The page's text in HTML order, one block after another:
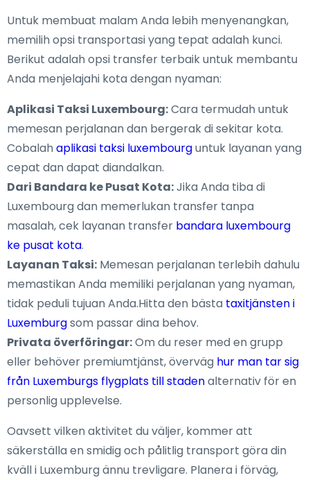
Untuk membuat malam Anda lebih menyenangkan,
memilih opsi transportasi yang tepat adalah kunci.
Berikut adalah opsi transfer terbaik untuk membantu
Anda menjelajahi kota dengan nyaman:
Aplikasi Taksi Luxembourg:Cara termudah untuk
memesan perjalanan dan bergerak di sekitar kota.
Cobalahaplikasi taksi luxembourguntuk layanan yang
cepat dan dapat diandalkan.
Dari Bandara ke Pusat Kota:Jika Anda tiba di
Luxembourg dan memerlukan transfer tanpa
masalah, cek layanan transfer bandara luxembourg
ke pusat kota.
Layanan Taksi: Memesan perjalanan terlebih dahulu
memastikan Anda memiliki perjalanan yang nyaman,
tidak peduli tujuan Anda.Hitta den bästa taxitjänsten i
Luxemburgsom passar dina behov.
Privata överföringar:Om du reser med en grupp
eller behöver premiumtjänst, överväg hur man tar sig
från Luxemburgs flygplats till stadenalternativ för en
personlig upplevelse.
Oavsett vilken aktivitet du väljer, kommer att
säkerställa en smidig och pålitlig transport göra din
kväll i Luxemburg ännu trevligare. Planera i förväg,